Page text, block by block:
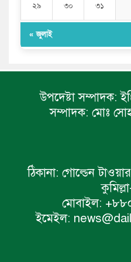
২৯ ৩০ ৩১
« জুলাই
উপদেষ্টা সম্পাদক:
সম্পাদক: মোঃ
ঠিকানা: গোল্ডেন
মোবাইল:
ইমেইল: